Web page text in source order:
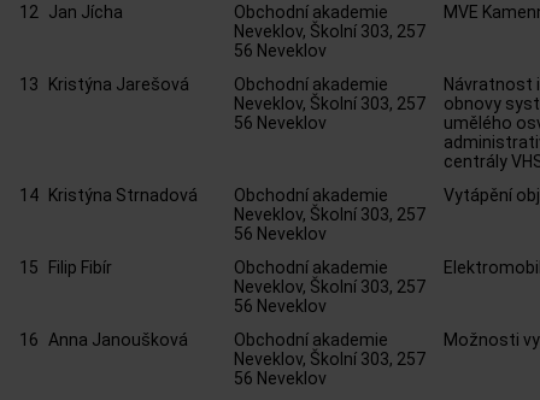
12 Jan Jícha
Obchodní akademie
Neveklov, Školní 303, 257
56 Neveklov
MVE
13 Kristýna Jarešová
Obchodní akademie
Neveklov, Školní 303, 257
56 Neveklov
Návratnost
obnovy
umělého
centrály
14
Kristýna Strnadová
Obchodní akademie
Neveklov, Školní 303, 257
56 Neveklov
Vytápění
15 Filip Fibír
Obchodní akademie
Neveklov, Školní 303, 257
56 Neveklov
16 Anna Janoušková
Obchodní akademie
Neveklov, Školní 303, 257
56 Neveklov
Možnosti